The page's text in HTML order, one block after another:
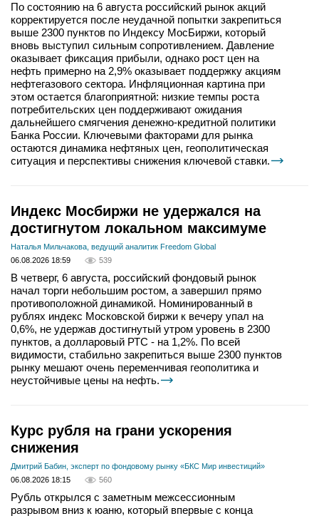
По состоянию на 6 августа российский рынок акций
корректируется после неудачной попытки закрепиться
выше 2300 пунктов по Индексу МосБиржи, который
вновь выступил сильным сопротивлением. Давление
оказывает фиксация прибыли, однако рост цен на
нефть примерно на 2,9% оказывает поддержку акциям
нефтегазового сектора. Инфляционная картина при
этом остается благоприятной: низкие темпы роста
потребительских цен поддерживают ожидания
дальнейшего смягчения денежно-кредитной политики
Банка России. Ключевыми факторами для рынка
остаются динамика нефтяных цен, геополитическая
ситуация и перспективы снижения ключевой ставки.
Индекс Мосбиржи не удержался на
достигнутом локальном максимуме
Наталья Мильчакова, ведущий аналитик Freedom Global
06.08.2026 18:59
539
В четверг, 6 августа, российский фондовый рынок
начал торги небольшим ростом, а завершил прямо
противоположной динамикой. Номинированный в
рублях индекс Московской биржи к вечеру упал на
0,6%, не удержав достигнутый утром уровень в 2300
пунктов, а долларовый РТС - на 1,2%. По всей
видимости, стабильно закрепиться выше 2300 пунктов
рынку мешают очень переменчивая геополитика и
неустойчивые цены на нефть.
Курс рубля на грани ускорения
снижения
Дмитрий Бабин, эксперт по фондовому рынку «БКС Мир инвестиций»
06.08.2026 18:15
560
Рубль открылся с заметным межсессионным
разрывом вниз к юаню, который впервые с конца